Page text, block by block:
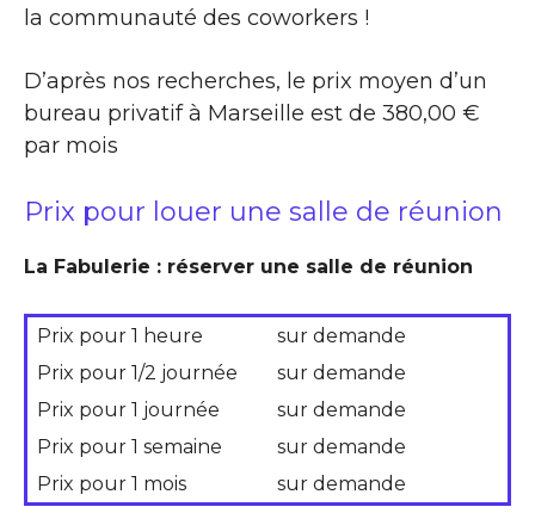
la communauté des coworkers !
D’après nos recherches, le prix moyen d’un
bureau privatif à Marseille est de 380,00 €
par mois
Prix pour louer une salle de réunion
La Fabulerie : réserver une salle de réunion
Prix pour 1 heure
sur demande
Prix pour 1/2 journée
sur demande
Prix pour 1 journée
sur demande
Prix pour 1 semaine
sur demande
Prix pour 1 mois
sur demande